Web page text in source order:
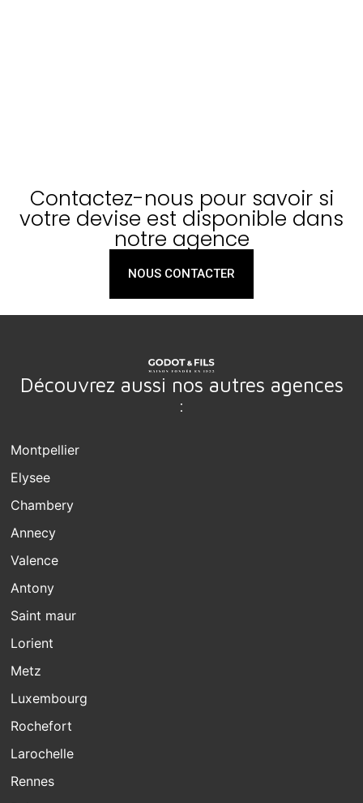
Contactez-nous pour savoir si
votre devise est disponible dans
notre agence
NOUS CONTACTER
Découvrez aussi nos autres agences
:
Montpellier
Elysee
Chambery
Annecy
Valence
Antony
Saint maur
Lorient
Metz
Luxembourg
Rochefort
Larochelle
Rennes